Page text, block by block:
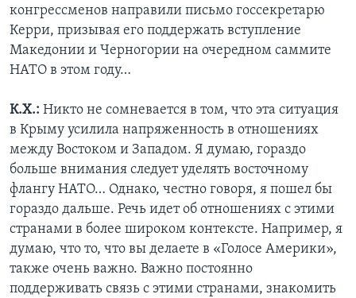
конгрессменов направили письмо госсекретарю
Керри, призывая его поддержать вступление
Македонии и Черногории на очередном саммите
НАТО в этом году…
К.Х.: Никто не сомневается в том, что эта ситуация
в Крыму усилила напряженность в отношениях
между Востоком и Западом. Я думаю, гораздо
больше внимания следует уделять восточному
флангу НАТО… Однако, честно говоря, я пошел бы
гораздо дальше. Речь идет об отношениях с этими
странами в более широком контексте. Например, я
думаю, что то, что вы делаете в «Голосе Америки»,
также очень важно. Важно постоянно
поддерживать связь с этими странами, знакомить